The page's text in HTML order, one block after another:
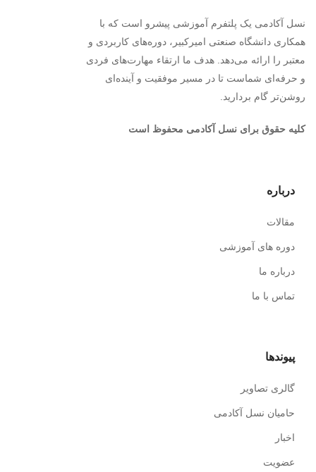
نسل آکادمی یک پلتفرم آموزشی پیشرو است که با
همکاری دانشگاه صنعتی امیرکبیر، دوره‌های کاربردی و
معتبر را ارائه می‌دهد. هدف ما ارتقاء مهارت‌های فردی
و حرفه‌ای شماست تا در مسیر موفقیت و آینده‌ای
روشن‌تر گام بردارید.
کلیه حقوق برای نسل آکادمی محفوظ است
درباره
مقالات
دوره های آموزشی
درباره ما
تماس با ما
پیوندها
گالری تصاویر
حامیان نسل آکادمی
اخبار
عضویت